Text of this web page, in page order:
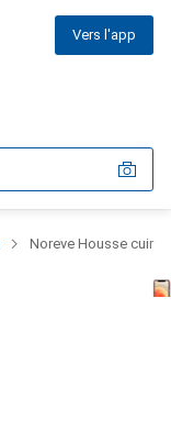
Vers l'app
Noreve Housse cuir